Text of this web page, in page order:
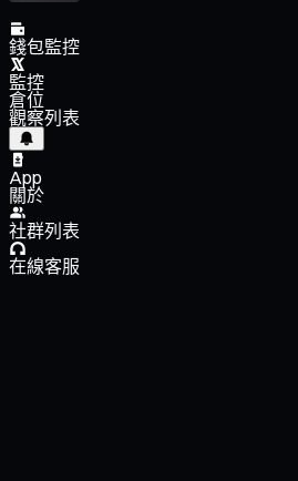
錢包監控
監控
倉位
觀察列表
App
關於
社群列表
在線客服